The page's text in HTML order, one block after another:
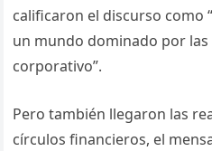
calificaron el discurso como
un mundo dominado por
corporativo”.
Pero también llegaron las
círculos financieros, el